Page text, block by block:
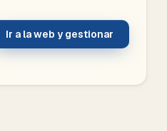
Ir a la web y gestionar